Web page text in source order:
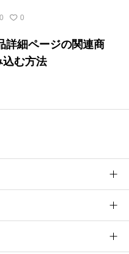
0
詳細ページの関連商
込む方法